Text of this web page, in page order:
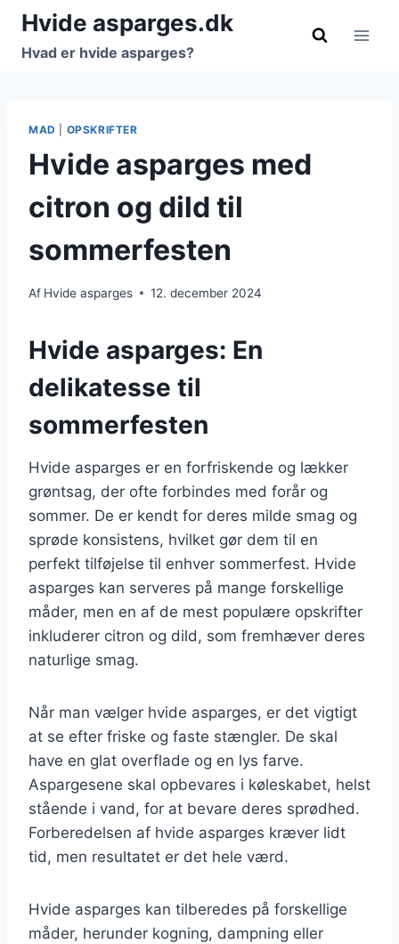
Fortsæt
indhold
Hvide asparges.dk
Hvad er hvide asparges?
MAD OPSKRIFTER
Hvide asparges med
citron og dild til
sommerfesten
Af Hvide asparges 12. december 2024
Hvide asparges: En
delikatesse til
sommerfesten
Hvide asparges er en forfriskende og lækker
grøntsag, der ofte forbindes med forår og
sommer. De er kendt for deres milde smag og
sprøde konsistens, hvilket gør dem til en
perfekt tilføjelse til enhver sommerfest. Hvide
asparges kan serveres på mange forskellige
måder, men en af de mest populære opskrifter
inkluderer citron og dild, som fremhæver deres
naturlige smag.
Når man vælger hvide asparges, er det vigtigt
at se efter friske og faste stængler. De skal
have en glat overflade og en lys farve.
Aspargesene skal opbevares i køleskabet, helst
stående i vand, for at bevare deres sprødhed.
Forberedelsen af hvide asparges kræver lidt
tid, men resultatet er det hele værd.
Hvide asparges kan tilberedes på forskellige
måder, herunder kogning, dampning eller